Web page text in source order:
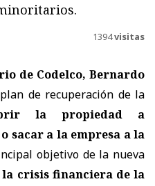
1394visitas
de Codelco, Bernardo
de recuperación de la
la propiedad a
sacar a la empresa a la
objetivo de la nueva
crisis financiera de la